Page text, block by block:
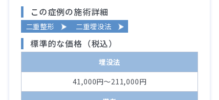
この症例の施術詳細
二重整形 二重埋没法
標準的な価格（税込）
埋没法
41,000円～211,000円